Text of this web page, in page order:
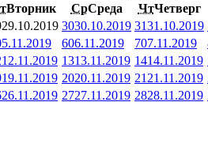
Вторник СрСреда ЧтЧетверг
29.10.2019 3030.10.2019 3131.10.2019
606.11.2019 707.11.2019
12.11.2019 1313.11.2019 1414.11.2019
19.11.2019 2020.11.2019 21 21.11.2019
26.11.2019 2727.11.2019 2828.11.2019